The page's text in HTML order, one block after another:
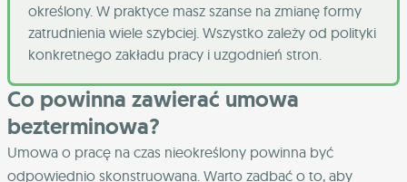
określony. W praktyce masz szanse na zmianę formy
zatrudnienia wiele szybciej. Wszystko zależy od polityki
konkretnego zakładu pracy i uzgodnień stron.
Co powinna zawierać umowa
bezterminowa?
Umowa o pracę na czas nieokreślony powinna być
odpowiednio skonstruowana. Warto zadbać o to, aby